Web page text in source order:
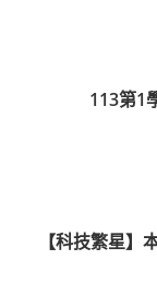
113第1
【科技繁星